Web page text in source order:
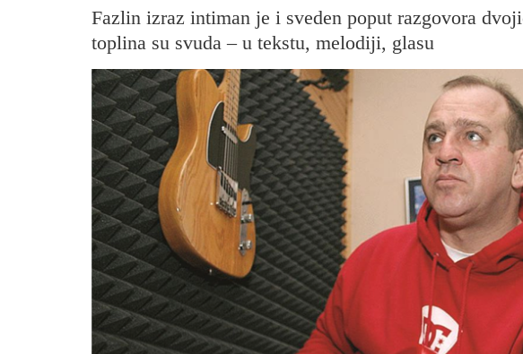
Fazlin izraz intiman je i sveden poput razgovora
toplina su svuda – u tekstu, melodiji, glasu